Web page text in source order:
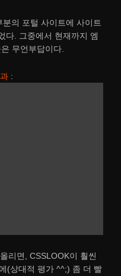
의 포털 사이트에 사이트
다. 그중에서 현재까지 엠
무언부답이다.
:
리면, CSSLOOK이 훨씬
(상대적 평가 ^^;) 좀 더 빨